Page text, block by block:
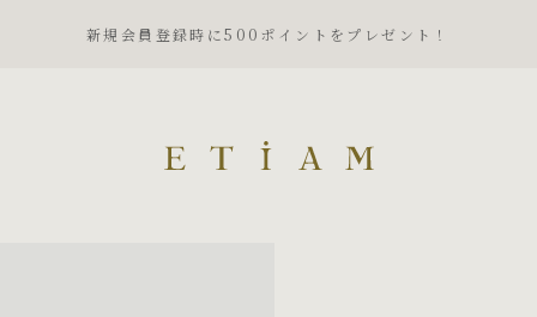
新規会員登録時に500ポイントをプレゼント！